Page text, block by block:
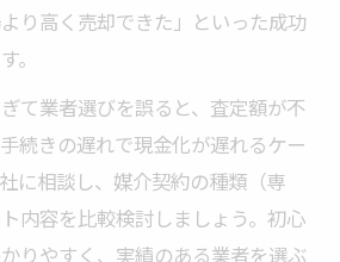
り高く売却できた」といった成功
。
て業者選びを誤ると、査定額が不
続きの遅れで現金化が遅れるケー
に相談し、媒介契約の種類（専
内容を比較検討しましょう。初心
りやすく、実績のある業者を選ぶ